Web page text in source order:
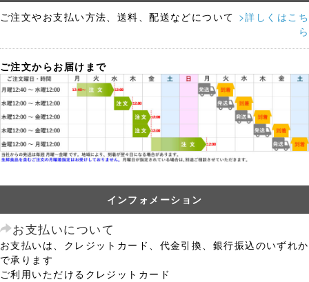
ご注文やお支払い方法、送料、配送などについて >詳しくはこち
ら
ご注文からお届けまで
インフォメーション
お支払いについて
お支払いは、クレジットカード、代金引換、銀行振込のいずれか
で承ります
ご利用いただけるクレジットカード